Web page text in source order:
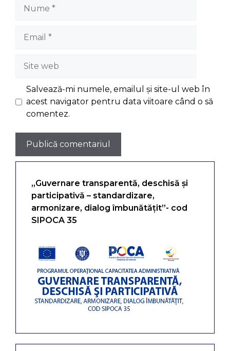
Site
web
Salvează-mi numele, emailul și site-ul web în
acest navigator pentru data viitoare când o să
comentez.
„Guvernare transparentă, deschisă și
participativă – standardizare,
armonizare, dialog îmbunătățit”- cod
SIPOCA 35